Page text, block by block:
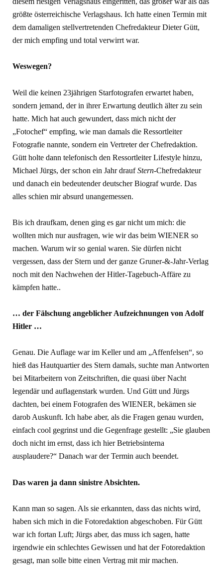
größte österreichische Verlagshaus. Ich hatte einen Termin mit
dem damaligen stellvertretenden Chefredakteur Dieter Gütt,
der mich empfing und total verwirrt war.
Weswegen?
Weil die keinen 23jährigen Starfotografen erwartet haben,
sondern jemand, der in ihrer Erwartung deutlich älter zu sein
hatte. Mich hat auch gewundert, dass mich nicht der
„Fotochef“ empfing, wie man damals die Ressortleiter
Fotografie nannte, sondern ein Vertreter der Chefredaktion.
Gütt holte dann telefonisch den Ressortleiter Lifestyle hinzu,
Michael Jürgs, der schon ein Jahr draufStern-Chefredakteur
und danach ein bedeutender deutscher Biograf wurde. Das
alles schien mir absurd unangemessen.
Bis ich draufkam, denen ging es gar nicht um mich: die
wollten mich nur ausfragen, wie wir das beim WIENER so
machen. Warum wir so genial waren. Sie dürfen nicht
vergessen, dass der Stern und der ganze Gruner-&-Jahr-Verlag
noch mit den Nachwehen der Hitler-Tagebuch-Affäre zu
kämpfen hatte..
… der Fälschung angeblicher Aufzeichnungen von Adolf
Hitler …
Genau. Die Auflage war im Keller und am „Affenfelsen“, so
hieß das Hautquartier des Stern damals, suchte man Antworten
bei Mitarbeitern von Zeitschriften, die quasi über Nacht
legendär und auflagenstark wurden. Und Gütt und Jürgs
dachten, bei einem Fotografen des WIENER, bekämen sie
darob Auskunft. Ich habe aber, als die Fragen genau wurden,
einfach cool gegrinst und die Gegenfrage gestellt: „Sie glauben
doch nicht im ernst, dass ich hier Betriebsinterna
ausplaudere?“ Danach war der Termin auch beendet.
Das waren ja dann sinistre Absichten.
Kann man so sagen. Als sie erkannten, dass das nichts wird,
haben sich mich in die Fotoredaktion abgeschoben. Für Gütt
war ich fortan Luft; Jürgs aber, das muss ich sagen, hatte
irgendwie ein schlechtes Gewissen und hat der Fotoredaktion
gesagt, man solle bitte einen Vertrag mit mir machen.